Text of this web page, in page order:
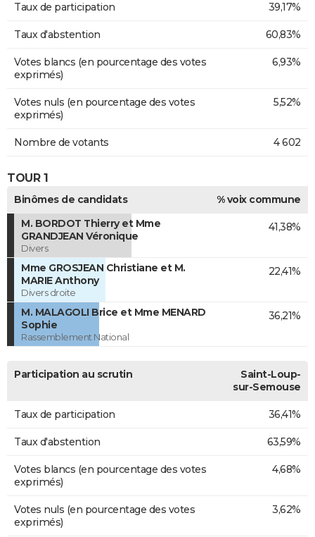
Taux de participation 39,17%
Taux d'abstention 60,83%
Votes blancs (en pourcentage des votes
exprimés)
6,93%
Votes nuls (en pourcentage des votes
exprimés)
5,52%
Nombre de votants 4 602
TOUR 1
Binômes de candidats
% voix commune
M. BORDOT Thierry et Mme
GRANDJEAN Véronique
Divers
41,38%
Mme GROSJEAN Christiane et M.
MARIE Anthony
Divers droite
22,41%
M. MALAGOLI Brice et Mme MENARD
Sophie
Rassemblement National
36,21%
Participation au scrutin
Saint-Loup-
sur-Semouse
Taux de participation 36,41%
Taux d'abstention 63,59%
Votes blancs (en pourcentage des votes
exprimés)
4,68%
Votes nuls (en pourcentage des votes
exprimés)
3,62%